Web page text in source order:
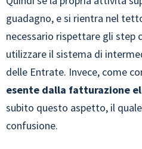
guadagno, e si rientra nel
necessario rispettare gli step
utilizzare il sistema di
delle Entrate. Invece, come
esente dalla fatturazione
subito questo aspetto, il
confusione.